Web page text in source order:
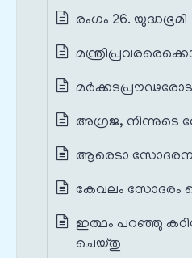
രംഗം 26. യുദ്ധഭൂമി
അഗ്രജ, നിന്നുടെ
ആരെടാ
കേവലം സോദരം
ഇത്ഥം പറഞ്ഞു
ചെയ്തു